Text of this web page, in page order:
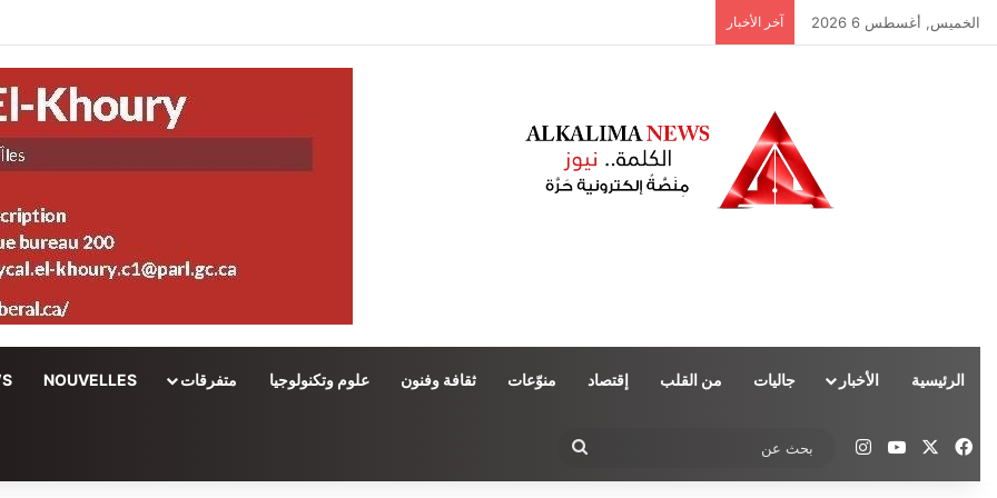
الخميس, أغسطس 6 2026 آخر الأخبار
الرئيسية الأخبار جاليات من القلب إقتصاد منوّعات ثقافة وفنون علوم وتكنولوجيا متفرقات NOUVELLES
فيسبوك ‫YouTubeانستقرام
عن